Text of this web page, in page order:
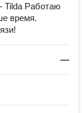
Tilda Работаю
время.
—